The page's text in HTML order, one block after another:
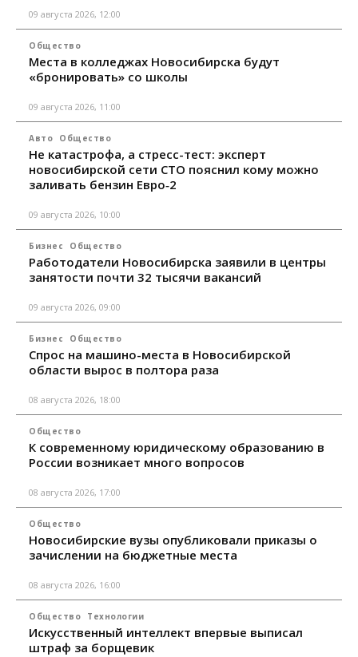
09 августа 2026, 12:00
Общество
Места в колледжах Новосибирска будут
«бронировать» со школы
09 августа 2026, 11:00
Авто Общество
Не катастрофа, а стресс-тест: эксперт
новосибирской сети СТО пояснил кому можно
заливать бензин Евро‑2
09 августа 2026, 10:00
Бизнес Общество
Работодатели Новосибирска заявили в центры
занятости почти 32 тысячи вакансий
09 августа 2026, 09:00
Бизнес Общество
Спрос на машино-места в Новосибирской
области вырос в полтора раза
08 августа 2026, 18:00
Общество
К современному юридическому образованию в
России возникает много вопросов
08 августа 2026, 17:00
Общество
Новосибирские вузы опубликовали приказы о
зачислении на бюджетные места
08 августа 2026, 16:00
Общество Технологии
Искусственный интеллект впервые выписал
штраф за борщевик